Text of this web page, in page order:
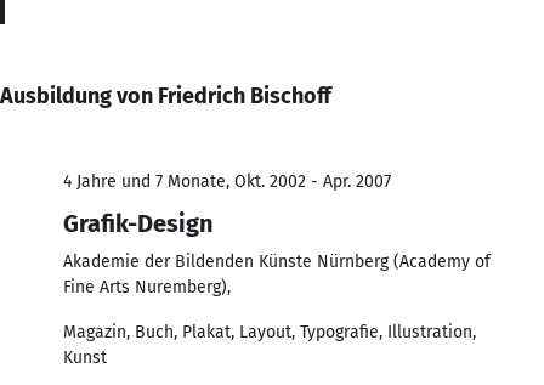
Ausbildung von Friedrich Bischoff
4 Jahre und 7 Monate, Okt. 2002 - Apr. 2007
Grafik-Design
Akademie der Bildenden Künste Nürnberg (Academy of
Fine Arts Nuremberg),
Magazin, Buch, Plakat, Layout, Typografie, Illustration,
Kunst